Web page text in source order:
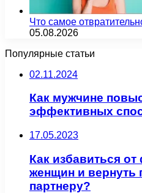
Что самое
05.08.2026
Популярные статьи
02.11.2024
Как мужчине
эффективных
17.05.2023
Как избавиться
женщин и вернуть
партнеру?